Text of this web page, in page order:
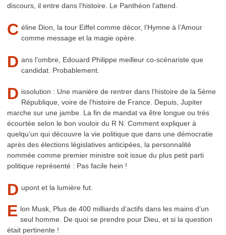
discours, il entre dans l’histoire. Le Panthéon l’attend.
C éline Dion, la tour Eiffel comme décor, l’Hymne à l’Amour
comme message et la magie opère.
D ans l’ombre, Edouard Philippe meilleur co-scénariste que
candidat. Probablement.
D issolution : Une manière de rentrer dans l’histoire de la 5ème
République, voire de l’histoire de France. Depuis, Jupiter
marche sur une jambe. La fin de mandat va être longue ou très
écourtée selon le bon vouloir du R N. Comment expliquer à
quelqu’un qui découvre la vie politique que dans une démocratie
après des élections législatives anticipées, la personnalité
nommée comme premier ministre soit issue du plus petit parti
politique représenté : Pas facile hein !
D upont et la lumière fut.
E lon Musk, Plus de 400 milliards d’actifs dans les mains d’un
seul homme. De quoi se prendre pour Dieu, et si la question
était pertinente !